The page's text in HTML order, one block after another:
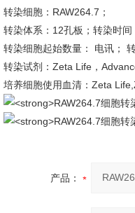
转染细胞：RAW264.7；
转染体系：12孔板；转染时间
转染细胞起始数量： 电讯；
转染试剂：Zeta Life，
培养细胞使用血清：Zeta
产品：